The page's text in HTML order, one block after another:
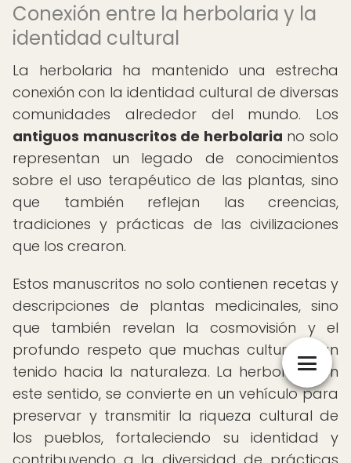
Conexión entre la herbolaria y la
identidad cultural
La herbolaria ha mantenido una estrecha
conexión con la identidad cultural de diversas
comunidades alrededor del mundo. Los
antiguos manuscritos de herbolaria no solo
representan un legado de conocimientos
sobre el uso terapéutico de las plantas, sino
que también reflejan las creencias,
tradiciones y prácticas de las civilizaciones
que los crearon.
Estos manuscritos no solo contienen recetas y
descripciones de plantas medicinales, sino
que también revelan la cosmovisión y el
profundo respeto que muchas culturas han
tenido hacia la naturaleza. La herbolaria, en
este sentido, se convierte en un vehículo para
preservar y transmitir la riqueza cultural de
los pueblos, fortaleciendo su identidad y